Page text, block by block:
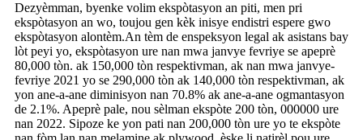
Dezyèmman, byenke volim ekspòtasyon an piti, men pri
ekspòtasyon an wo, toujou gen kèk inisye endistri espere gwo
ekspòtasyon alontèm.An tèm de enspeksyon legal ak asistans bay
lòt peyi yo, ekspòtasyon ure nan mwa janvye fevriye se apeprè
80,000 tòn. ak 150,000 tòn respektivman, ak nan mwa janvye-
fevriye 2021 yo se 290,000 tòn ak 140,000 tòn respektivman, ak
yon ane-a-ane diminisyon nan 70.8% ak ane-a-ane ogmantasyon
de 2.1%. Apeprè pale, nou sèlman ekspòte 200 tòn, 000000 ure
nan 2022. Sipoze ke yon pati nan 200,000 tòn ure yo te ekspòte